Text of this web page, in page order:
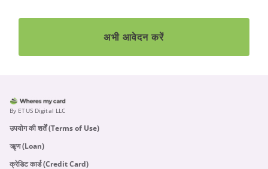
अभी आवेदन करें
By ETUS Digital LLC
उपयोग की शर्तें (Terms of Use)
ऋृण (Loan)
क्रेडिट कार्ड (Credit Card)